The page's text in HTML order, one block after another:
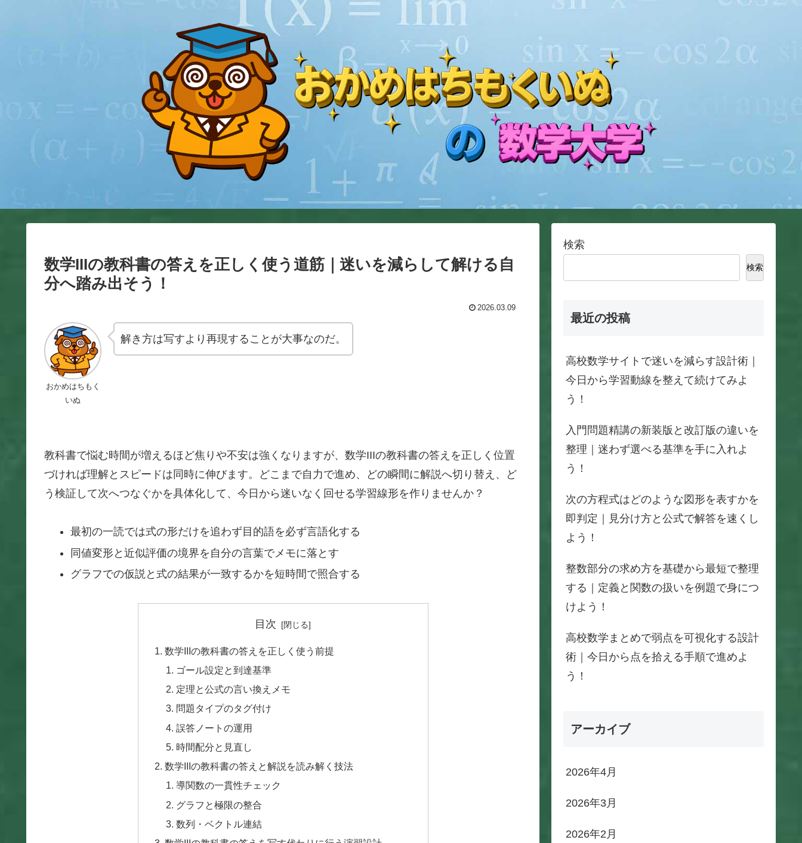
数学IIIの教科書の答えを正しく使う道筋｜迷いを減らして解ける自
分へ踏み出そう！
2026.03.09
おかめはちもく
いぬ
解き方は写すより再現することが大事なのだ。
教科書で悩む時間が増えるほど焦りや不安は強くなりますが、数学IIIの教科書の答えを正しく位置
づければ理解とスピードは同時に伸びます。どこまで自力で進め、どの瞬間に解説へ切り替え、ど
う検証して次へつなぐかを具体化して、今日から迷いなく回せる学習線形を作りませんか？
最初の一読では式の形だけを追わず目的語を必ず言語化する
同値変形と近似評価の境界を自分の言葉でメモに落とす
グラフでの仮説と式の結果が一致するかを短時間で照合する
目次
数学IIIの教科書の答えを正しく使う前提
ゴール設定と到達基準
定理と公式の言い換えメモ
問題タイプのタグ付け
誤答ノートの運用
時間配分と見直し
数学IIIの教科書の答えと解説を読み解く技法
導関数の一貫性チェック
グラフと極限の整合
数列・ベクトル連結
検索
検索
最近の投稿
高校数学サイトで迷いを減らす設計術｜
今日から学習動線を整えて続けてみよ
う！
入門問題精講の新装版と改訂版の違いを
整理｜迷わず選べる基準を手に入れよ
う！
次の方程式はどのような図形を表すかを
即判定｜見分け方と公式で解答を速くし
よう！
整数部分の求め方を基礎から最短で整理
する｜定義と関数の扱いを例題で身につ
けよう！
高校数学まとめで弱点を可視化する設計
術｜今日から点を拾える手順で進めよ
う！
アーカイブ
2026年4月
2026年3月
2026年2月